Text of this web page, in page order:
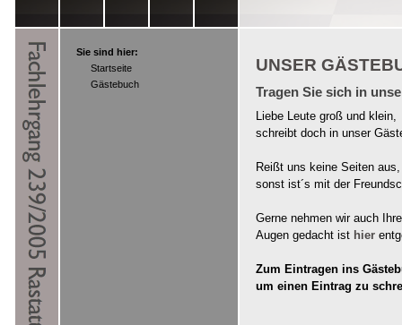
Sie sind hier:
Startseite
Gästebuch
UNSER
Tragen Sie sich in
Liebe Leute groß und klein,
schreibt doch in unser
Reißt uns keine Seiten aus,
sonst ist´s mit der
Gerne nehmen wir auch
Augen gedacht ist hier
Zum Eintragen ins
um einen Eintrag zu